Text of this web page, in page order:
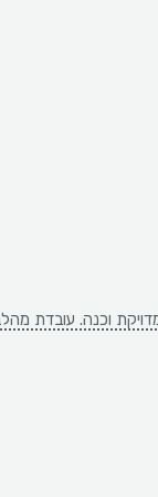
וכנה. עובדת